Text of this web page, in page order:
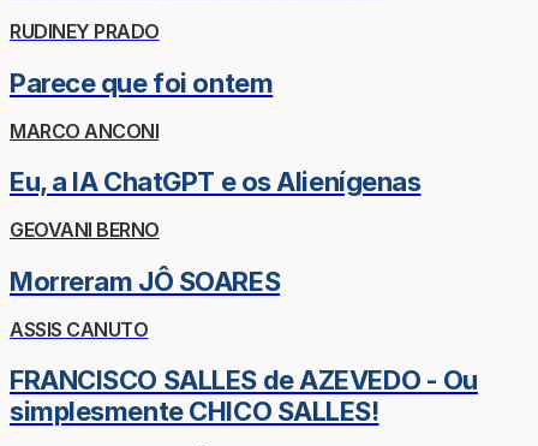
RUDINEY PRADO
Parece que foi ontem
MARCO ANCONI
Eu, a IA ChatGPT e os Alienígenas
GEOVANI BERNO
Morreram JÔ SOARES
ASSIS CANUTO
FRANCISCO SALLES de AZEVEDO - Ou
simplesmente CHICO SALLES!